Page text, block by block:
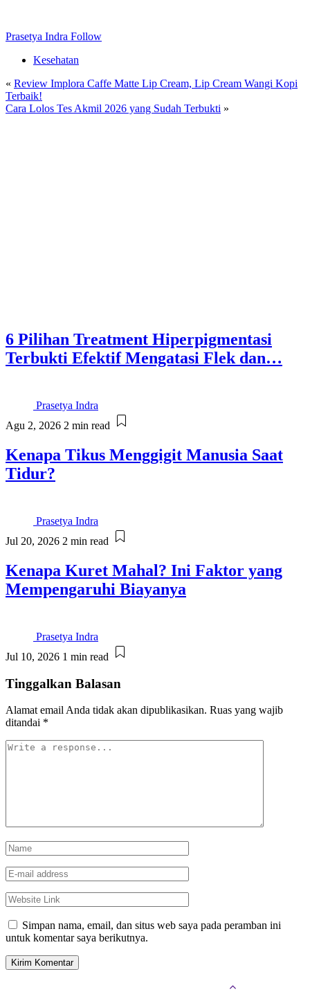
Prasetya Indra Follow
Kesehatan
« Review Implora Caffe Matte Lip Cream, Lip Cream Wangi Kopi
Terbaik!
Cara Lolos Tes Akmil 2026 yang Sudah Terbukti »
6 Pilihan Treatment Hiperpigmentasi
Terbukti Efektif Mengatasi Flek dan…
Prasetya Indra
Agu 2, 2026 2 min read
Kenapa Tikus Menggigit Manusia Saat
Tidur?
Prasetya Indra
Jul 20, 2026 2 min read
Kenapa Kuret Mahal? Ini Faktor yang
Mempengaruhi Biayanya
Prasetya Indra
Jul 10, 2026 1 min read
Tinggalkan Balasan
Alamat email Anda tidak akan dipublikasikan. Ruas yang wajib
ditandai *
Simpan nama, email, dan situs web saya pada peramban ini
untuk komentar saya berikutnya.